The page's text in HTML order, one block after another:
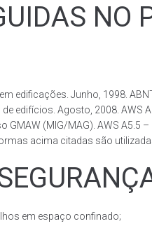
NO
edificações. Junho, 1998.
edifícios. Agosto, 2008. AWS
(MIG/MAG). AWS A5.5
acima citadas são
em espaço confinado;